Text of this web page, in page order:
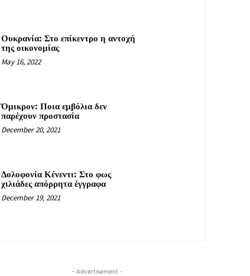
Ουκρανία: Στο επίκεντρο η αντοχή
της οικονομίας
May 16, 2022
Όμικρον: Ποια εμβόλια δεν
παρέχουν προστασία
December 20, 2021
Δολοφονία Κένεντι: Στο φως
χιλιάδες απόρρητα έγγραφα
December 19, 2021
- Advertisement -